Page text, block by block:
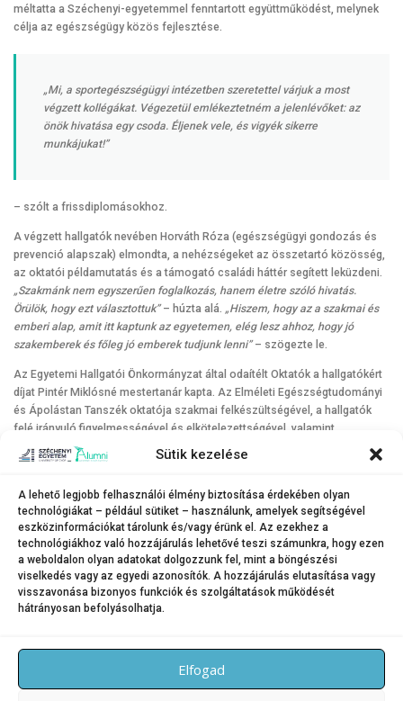
Sütik kezelése
A lehető legjobb felhasználói élmény biztosítása érdekében olyan
technológiákat – például sütiket – használunk, amelyek segítségével
eszközinformációkat tárolunk és/vagy érünk el. Az ezekhez a
technológiákhoz való hozzájárulás lehetővé teszi számunkra, hogy ezen
a weboldalon olyan adatokat dolgozzunk fel, mint a böngészési
viselkedés vagy az egyedi azonosítók. A hozzájárulás elutasítása vagy
visszavonása bizonyos funkciók és szolgáltatások működését
hátrányosan befolyásolhatja.
Elfogad
méltatta a Széchenyi-egyetemmel fenntartott együttműködést, melynek
célja az egészségügy közös fejlesztése.
„Mi, a sportegészségügyi intézetben szeretettel várjuk a most
végzett kollégákat. Végezetül emlékeztetném a jelenlévőket: az
önök hivatása egy csoda. Éljenek vele, és vigyék sikerre
munkájukat!”
– szólt a frissdiplomásokhoz.
A végzett hallgatók nevében Horváth Róza (egészségügyi gondozás és
prevenció alapszak) elmondta, a nehézségeket az összetartó közösség,
az oktatói példamutatás és a támogató családi háttér segített leküzdeni.
„Szakmánk nem egyszerűen foglalkozás, hanem életre szóló hivatás.
Örülök, hogy ezt választottuk”– húzta alá. „Hiszem, hogy az a szakmai és
emberi alap, amit itt kaptunk az egyetemen, elég lesz ahhoz, hogy jó
szakemberek és főleg jó emberek tudjunk lenni”– szögezte le.
Az Egyetemi Hallgatói Önkormányzat által odaítélt Oktatók a hallgatókért
díjat Pintér Miklósné mestertanár kapta. Az Elméleti Egészségtudományi
és Ápolástan Tanszék oktatója szakmai felkészültségével, a hallgatók
felé irányuló figyelmességével és elkötelezettségével, valamint
példamutató, empatikus megközelítésével érdemelte ki az elismerést.
(egészségügyi gondozás és prevenció alapszak) és Lovász Fanni (ápolás
és betegellátás alapszak), oklevél minősítésében pedig Nagy Noémi
(egészségügyi gondozás és prevenció alapszak) részesült.
Galéria(Fotók: Adorján András, Dudás Máté, Nagy Gergely)
KATEGÓRIA:HÍREK